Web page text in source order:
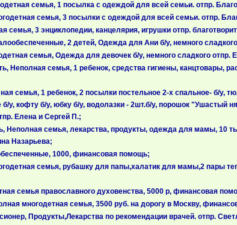
семья, 1 посылка с одеждой для всей семьи. отпр.
семья, 3 посылки с одеждой для всей семьи. отпр.
3 энциклопедии, канцелярия, игрушки отпр.
2 детей, Одежда для Ани б/у, немного
семья, Одежда для девочек б/у, немного сладкого отпр.
семья, 1 ребенок, средства гигиены, канцтовары,
семья, 1 ребенок, 2 посылки постельное 2-х спальное- б/у,
у, кофту б/у, юбку б/у, водолазки - 2шт.б/у, порошок "Ушастый
Елена и Сергей П.;
Неполная семья, лекарства, продукты, одежда для мамы, 10
Назарьева;
1000, финансовая помощь;
семья, рубашку для папы,халатик для мамы,2 пары
семья православного духовенства, 5000 р, финансовая
многодетная семья, 3500 руб. на дорогу в Москву,
Продукты,Лекарства по рекомендации врачей. отпр.